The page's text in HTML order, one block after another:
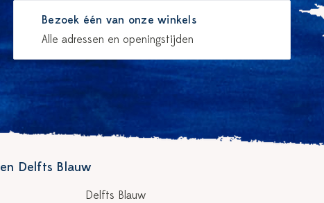
Bezoek één van onze winkels
Alle adressen en openingstijden
Delfts Blauw
Delfts Blauw